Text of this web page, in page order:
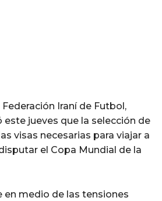
Iraní de Futbol,
este jueves que la selección de
visas necesarias para viajar a
el Copa Mundial de la
en medio de las tensiones